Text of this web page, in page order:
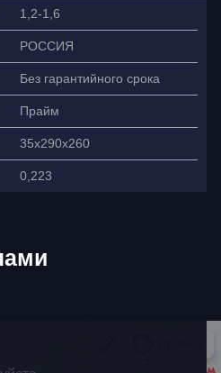
1,2-1,6
РОССИЯ
Без гарантийного срока
Прайм
35х290х260
0,223